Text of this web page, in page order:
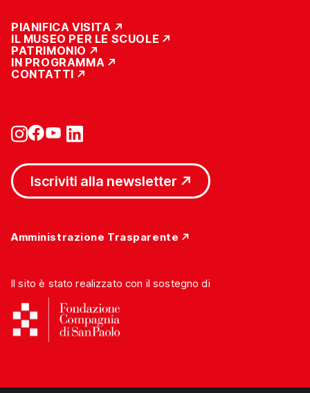
PIANIFICA VISITA
IL MUSEO PER LE SCUOLE
PATRIMONIO
IN PROGRAMMA
CONTATTI
Iscriviti alla newsletter
Amministrazione Trasparente
Il sito è stato realizzato con il sostegno di